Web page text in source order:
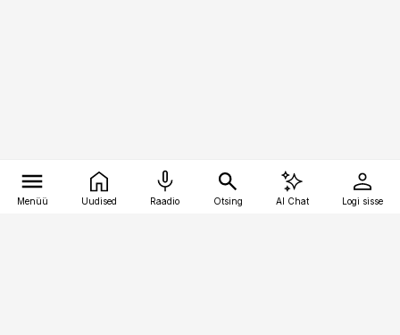
Menüü Uudised Raadio Otsing AI Chat Logi sisse